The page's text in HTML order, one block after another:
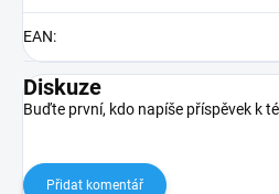
EAN:
Diskuze
Buďte první, kdo napíše příspěvek k
Přidat komentář